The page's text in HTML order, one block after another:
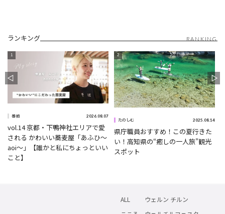
ランキング RANKING
番組 2026.08.07
vol.14 京都・下鴨神社エリアで愛
される かわいい蕎麦屋「あふひ〜
aoi〜」【誰かと私にちょっといい
こと】
たのしむ 2025.08.14
県庁職員おすすめ！この夏行きた
い！高知県の“癒しの一人旅”観光
スポット
ALL
ウェルン チルン